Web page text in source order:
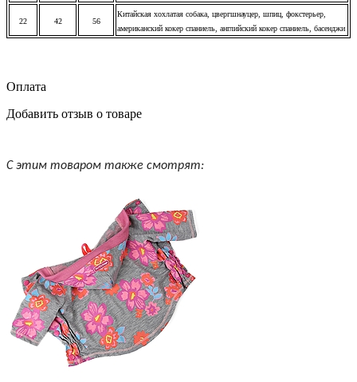
22 42 56
Китайская хохлатая собака, цвергшнауцер, шпиц, фокстерьер,
американский кокер спаниель, английский кокер спаниель, басенджи
Оплата
Добавить отзыв о товаре
С этим товаром также смотрят: